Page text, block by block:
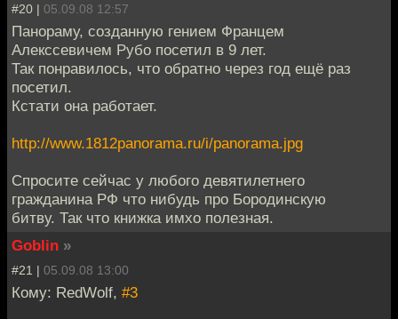
#20 | 05.09.08 12:57
Панораму, созданную гением Францем
Алекссевичем Рубо посетил в 9 лет.
Так понравилось, что обратно через год ещё раз
посетил.
Кстати она работает.
http://www.1812panorama.ru/i/panorama.jpg
Спросите сейчас у любого девятилетнего
гражданина РФ что нибудь про Бородинскую
битву. Так что книжка имхо полезная.
Goblin »
#21 | 05.09.08 13:00
Кому: RedWolf, #3